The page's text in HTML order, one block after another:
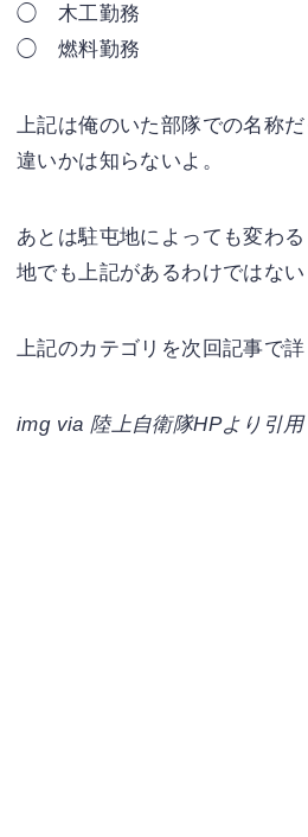
◯ 木工勤務
◯ 燃料勤務
上記は俺のいた部隊での名称
違いかは知らないよ。
あとは駐屯地によっても変わ
地でも上記があるわけではない
上記のカテゴリを次回記事で
img via 陸上自衛隊HPより引用